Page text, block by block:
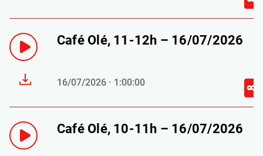
Café Olé, 11-12h – 16/07/2026
16/07/2026 · 1:00:00
Café Olé, 10-11h – 16/07/2026